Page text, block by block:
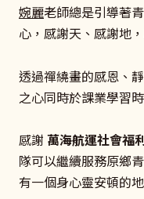
婉麗老師總是引導著
心，感謝天、感謝地
透過禪繞畫的感恩、
之心同時於課業學習
感謝 萬海航運社會福
隊可以繼續服務原鄉
有一個身心靈安頓的